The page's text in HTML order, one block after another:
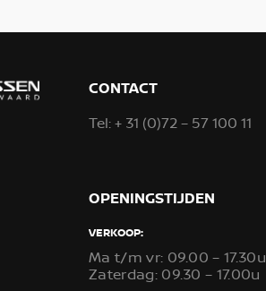
CONTACT
Tel:+ 31 (0)72 – 57 100 11
OPENINGSTIJDEN
VERKOOP:
Ma t/m vr: 09.00 – 17.30u
Zaterdag: 09.30 – 17.00u